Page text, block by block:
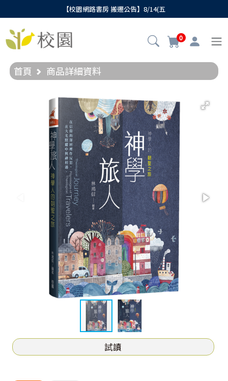
【校園網路書房 搬遷公告】8/14(五
0
首頁 商品詳細資料
試讀